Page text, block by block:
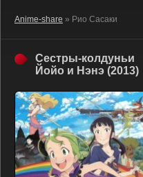
Anime-share » Рио Сасаки
Сестры-колдуньи
Йойо и Нэнэ (2013)